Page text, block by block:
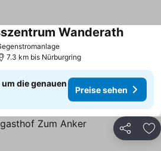
Wanderath
7.3 km bis Nürburgring
die genauen
Preise sehen
Teilen